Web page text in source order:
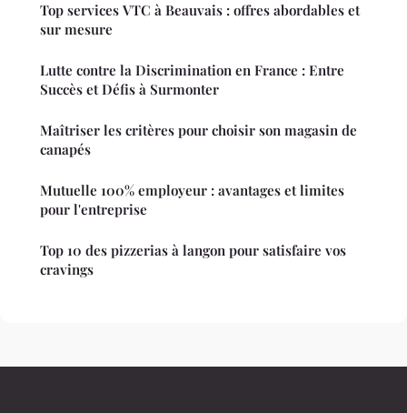
Top services VTC à Beauvais : offres abordables et
sur mesure
Lutte contre la Discrimination en France : Entre
Succès et Défis à Surmonter
Maîtriser les critères pour choisir son magasin de
canapés
Mutuelle 100% employeur : avantages et limites
pour l'entreprise
Top 10 des pizzerias à langon pour satisfaire vos
cravings